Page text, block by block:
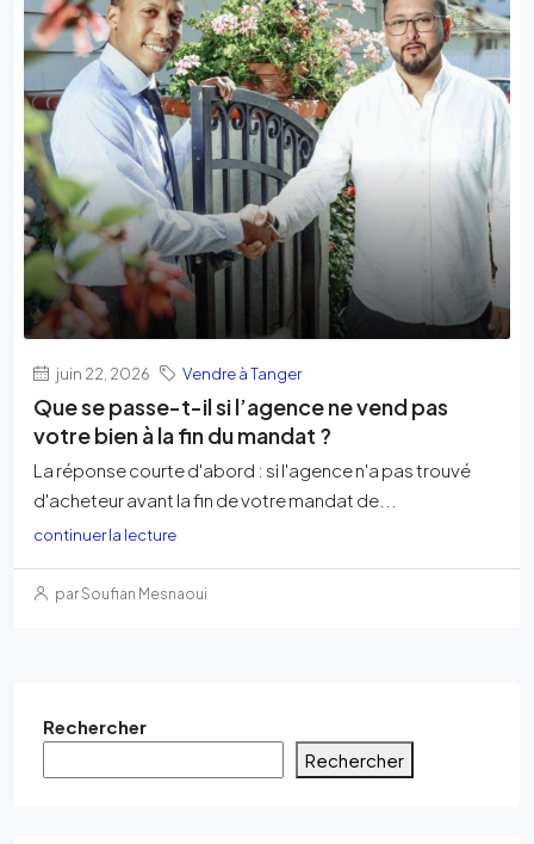
juin 22, 2026 Vendre à Tanger
Que se passe-t-il si l’agence ne vend pas
votre bien à la fin du mandat ?
La réponse courte d'abord : si l'agence n'a pas trouvé
d'acheteur avant la fin de votre mandat de...
continuer la lecture
par Soufian Mesnaoui
Rechercher
Rechercher